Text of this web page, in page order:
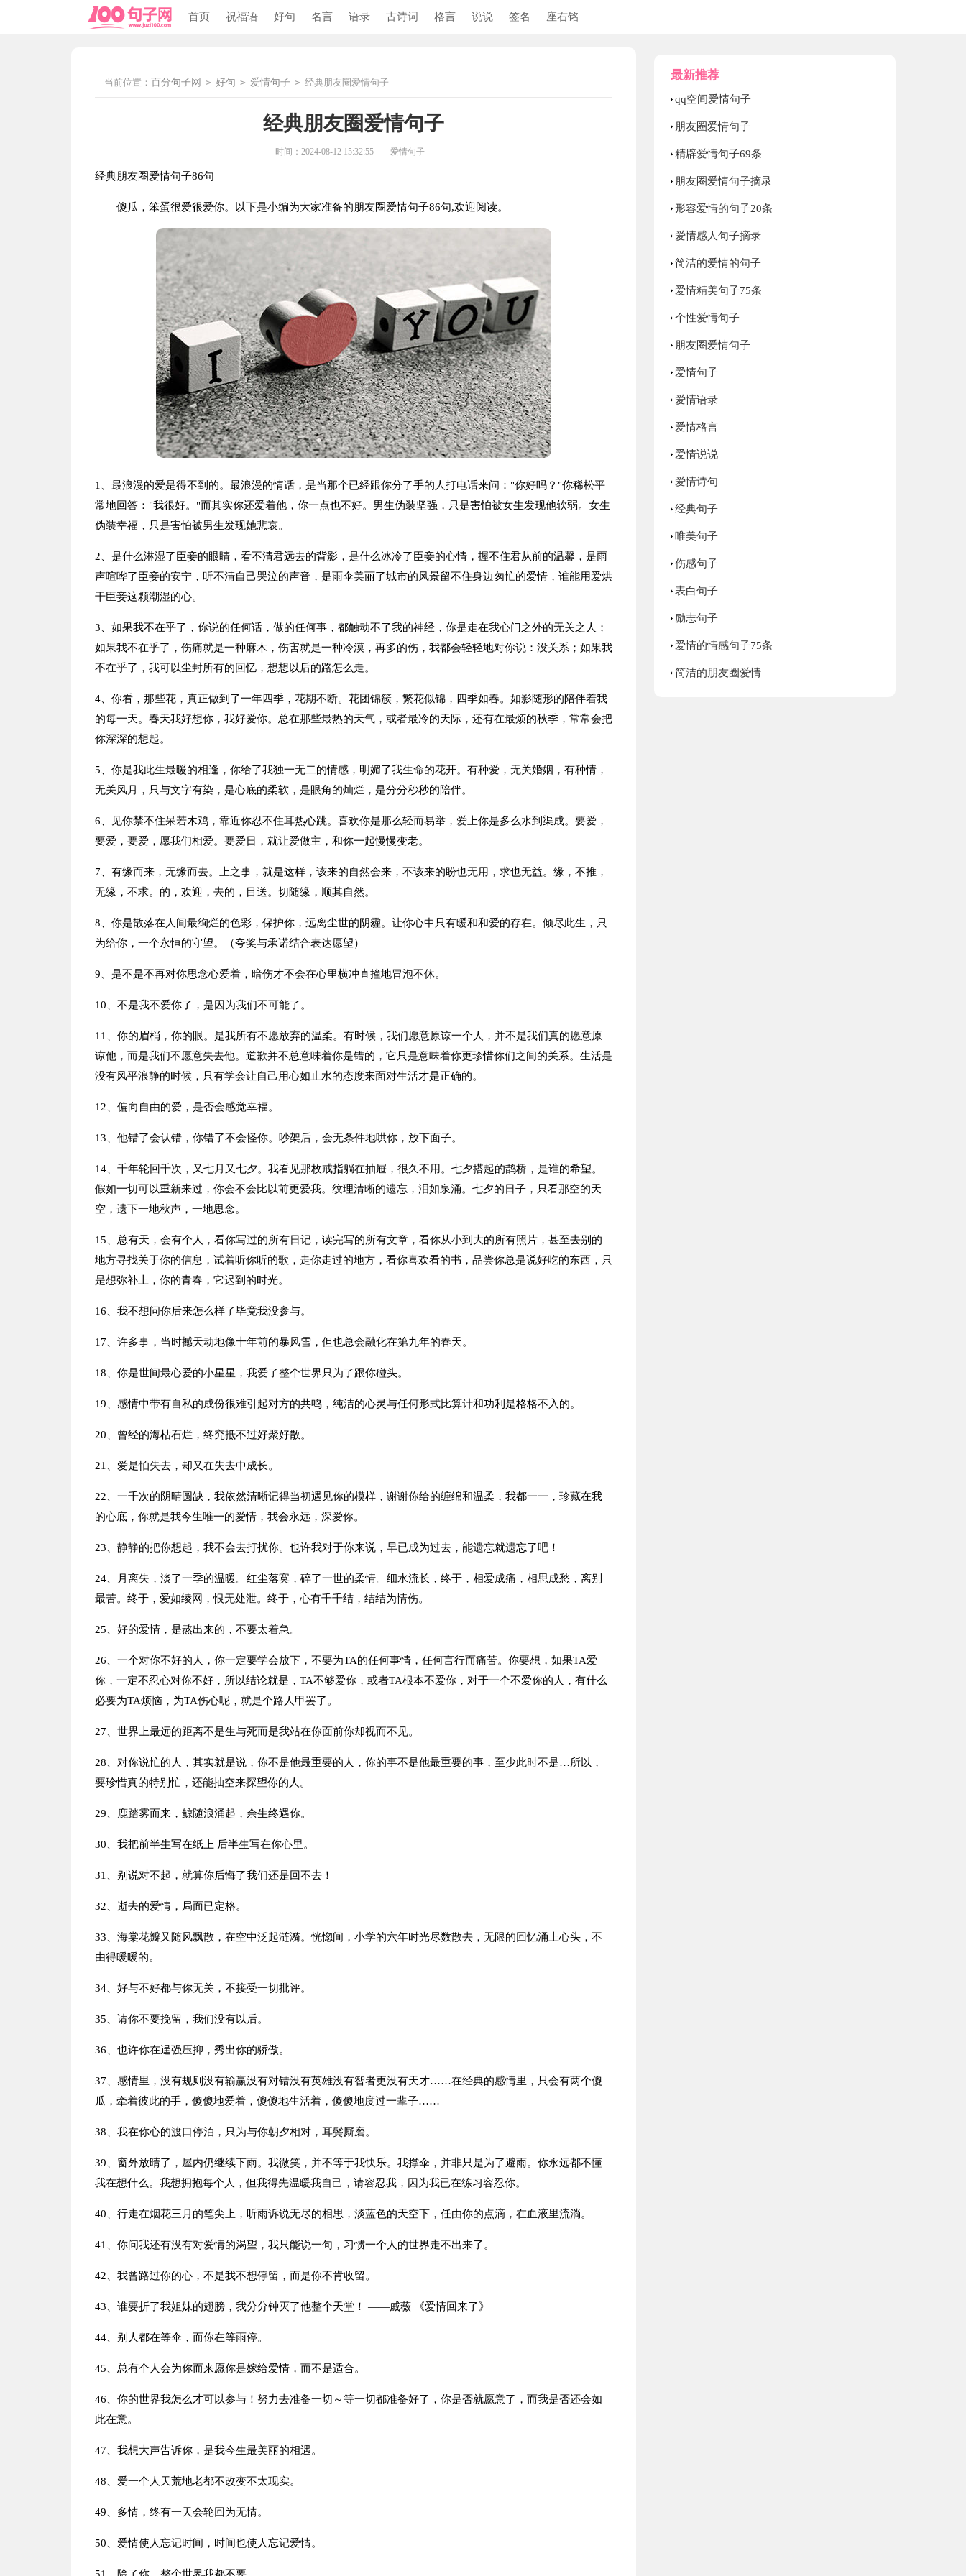
首页 祝福语 好句 名言 语录 古诗词 格言 说说 签名 座右铭
当前位置： 百分句子网 > 好句 > 爱情句子 > 经典朋友圈爱情句子
经典朋友圈爱情句子
时间：2024-08-12 15:32:55 爱情句子
经典朋友圈爱情句子86句
傻瓜，笨蛋很爱很爱你。以下是小编为大家准备的朋友圈爱情句子86句,欢迎阅读。
1、最浪漫的爱是得不到的。最浪漫的情话，是当那个已经跟你分了手的人打电话来问："你好吗？"你稀松平
常地回答："我很好。"而其实你还爱着他，你一点也不好。男生伪装坚强，只是害怕被女生发现他软弱。女生
伪装幸福，只是害怕被男生发现她悲哀。
2、是什么淋湿了臣妾的眼睛，看不清君远去的背影，是什么冰冷了臣妾的心情，握不住君从前的温馨，是雨
声喧哗了臣妾的安宁，听不清自己哭泣的声音，是雨伞美丽了城市的风景留不住身边匆忙的爱情，谁能用爱烘
干臣妾这颗潮湿的心。
3、如果我不在乎了，你说的任何话，做的任何事，都触动不了我的神经，你是走在我心门之外的无关之人；
如果我不在乎了，伤痛就是一种麻木，伤害就是一种冷漠，再多的伤，我都会轻轻地对你说：没关系；如果我
不在乎了，我可以尘封所有的回忆，想想以后的路怎么走。
4、你看，那些花，真正做到了一年四季，花期不断。花团锦簇，繁花似锦，四季如春。如影随形的陪伴着我
的每一天。春天我好想你，我好爱你。总在那些最热的天气，或者最冷的天际，还有在最烦的秋季，常常会把
你深深的想起。
5、你是我此生最暖的相逢，你给了我独一无二的情感，明媚了我生命的花开。有种爱，无关婚姻，有种情，
无关风月，只与文字有染，是心底的柔软，是眼角的灿烂，是分分秒秒的陪伴。
6、见你禁不住呆若木鸡，靠近你忍不住耳热心跳。喜欢你是那么轻而易举，爱上你是多么水到渠成。要爱，
要爱，要爱，愿我们相爱。要爱日，就让爱做主，和你一起慢慢变老。
7、有缘而来，无缘而去。上之事，就是这样，该来的自然会来，不该来的盼也无用，求也无益。缘，不推，
无缘，不求。的，欢迎，去的，目送。切随缘，顺其自然。
8、你是散落在人间最绚烂的色彩，保护你，远离尘世的阴霾。让你心中只有暖和和爱的存在。倾尽此生，只
为给你，一个永恒的守望。（夸奖与承诺结合表达愿望）
9、是不是不再对你思念心爱着，暗伤才不会在心里横冲直撞地冒泡不休。
10、不是我不爱你了，是因为我们不可能了。
11、你的眉梢，你的眼。是我所有不愿放弃的温柔。有时候，我们愿意原谅一个人，并不是我们真的愿意原
谅他，而是我们不愿意失去他。道歉并不总意味着你是错的，它只是意味着你更珍惜你们之间的关系。生活是
没有风平浪静的时候，只有学会让自己用心如止水的态度来面对生活才是正确的。
12、偏向自由的爱，是否会感觉幸福。
13、他错了会认错，你错了不会怪你。吵架后，会无条件地哄你，放下面子。
14、千年轮回千次，又七月又七夕。我看见那枚戒指躺在抽屉，很久不用。七夕搭起的鹊桥，是谁的希望。
假如一切可以重新来过，你会不会比以前更爱我。纹理清晰的遗忘，泪如泉涌。七夕的日子，只看那空的天
空，遗下一地秋声，一地思念。
15、总有天，会有个人，看你写过的所有日记，读完写的所有文章，看你从小到大的所有照片，甚至去别的
地方寻找关于你的信息，试着听你听的歌，走你走过的地方，看你喜欢看的书，品尝你总是说好吃的东西，只
是想弥补上，你的青春，它迟到的时光。
16、我不想问你后来怎么样了毕竟我没参与。
17、许多事，当时撼天动地像十年前的暴风雪，但也总会融化在第九年的春天。
18、你是世间最心爱的小星星，我爱了整个世界只为了跟你碰头。
19、感情中带有自私的成份很难引起对方的共鸣，纯洁的心灵与任何形式比算计和功利是格格不入的。
20、曾经的海枯石烂，终究抵不过好聚好散。
21、爱是怕失去，却又在失去中成长。
22、一千次的阴晴圆缺，我依然清晰记得当初遇见你的模样，谢谢你给的缠绵和温柔，我都一一，珍藏在我
的心底，你就是我今生唯一的爱情，我会永远，深爱你。
23、静静的把你想起，我不会去打扰你。也许我对于你来说，早已成为过去，能遗忘就遗忘了吧！
24、月离失，淡了一季的温暖。红尘落寞，碎了一世的柔情。细水流长，终于，相爱成痛，相思成愁，离别
最苦。终于，爱如绫网，恨无处泄。终于，心有千千结，结结为情伤。
25、好的爱情，是熬出来的，不要太着急。
26、一个对你不好的人，你一定要学会放下，不要为TA的任何事情，任何言行而痛苦。你要想，如果TA爱
你，一定不忍心对你不好，所以结论就是，TA不够爱你，或者TA根本不爱你，对于一个不爱你的人，有什么
必要为TA烦恼，为TA伤心呢，就是个路人甲罢了。
27、世界上最远的距离不是生与死而是我站在你面前你却视而不见。
28、对你说忙的人，其实就是说，你不是他最重要的人，你的事不是他最重要的事，至少此时不是…所以，
要珍惜真的特别忙，还能抽空来探望你的人。
29、鹿踏雾而来，鲸随浪涌起，余生终遇你。
30、我把前半生写在纸上 后半生写在你心里。
31、别说对不起，就算你后悔了我们还是回不去！
32、逝去的爱情，局面已定格。
33、海棠花瓣又随风飘散，在空中泛起涟漪。恍惚间，小学的六年时光尽数散去，无限的回忆涌上心头，不
由得暖暖的。
34、好与不好都与你无关，不接受一切批评。
35、请你不要挽留，我们没有以后。
36、也许你在逞强压抑，秀出你的骄傲。
37、感情里，没有规则没有输赢没有对错没有英雄没有智者更没有天才……在经典的感情里，只会有两个傻
瓜，牵着彼此的手，傻傻地爱着，傻傻地生活着，傻傻地度过一辈子……
38、我在你心的渡口停泊，只为与你朝夕相对，耳鬓厮磨。
39、窗外放晴了，屋内仍继续下雨。我微笑，并不等于我快乐。我撑伞，并非只是为了避雨。你永远都不懂
我在想什么。我想拥抱每个人，但我得先温暖我自己，请容忍我，因为我已在练习容忍你。
40、行走在烟花三月的笔尖上，听雨诉说无尽的相思，淡蓝色的天空下，任由你的点滴，在血液里流淌。
41、你问我还有没有对爱情的渴望，我只能说一句，习惯一个人的世界走不出来了。
42、我曾路过你的心，不是我不想停留，而是你不肯收留。
43、谁要折了我姐妹的翅膀，我分分钟灭了他整个天堂！ ——戚薇 《爱情回来了》
44、别人都在等伞，而你在等雨停。
45、总有个人会为你而来愿你是嫁给爱情，而不是适合。
46、你的世界我怎么才可以参与！努力去准备一切～等一切都准备好了，你是否就愿意了，而我是否还会如
此在意。
47、我想大声告诉你，是我今生最美丽的相遇。
48、爱一个人天荒地老都不改变不太现实。
49、多情，终有一天会轮回为无情。
50、爱情使人忘记时间，时间也使人忘记爱情。
最新推荐
qq空间爱情句子
朋友圈爱情句子
精辟爱情句子69条
朋友圈爱情句子摘录
形容爱情的句子20条
爱情感人句子摘录
简洁的爱情的句子
爱情精美句子75条
个性爱情句子
朋友圈爱情句子
爱情句子
爱情语录
爱情格言
爱情说说
爱情诗句
经典句子
唯美句子
伤感句子
表白句子
励志句子
爱情的情感句子75条
简洁的朋友圈爱情句子